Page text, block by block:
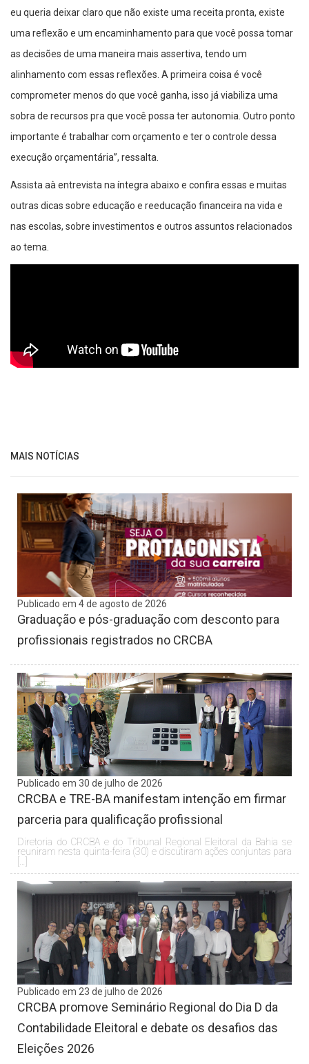
eu queria deixar claro que não existe uma receita pronta, existe
uma reflexão e um encaminhamento para que você possa tomar
as decisões de uma maneira mais assertiva, tendo um
alinhamento com essas reflexões. A primeira coisa é você
comprometer menos do que você ganha, isso já viabiliza uma
sobra de recursos pra que você possa ter autonomia. Outro ponto
importante é trabalhar com orçamento e ter o controle dessa
execução orçamentária”, ressalta.
Assista aà entrevista na íntegra abaixo e confira essas e muitas
outras dicas sobre educação e reeducação financeira na vida e
nas escolas, sobre investimentos e outros assuntos relacionados
ao tema.
MAIS NOTÍCIAS
Publicado em 4 de agosto de 2026
Graduação e pós-graduação com desconto para
profissionais registrados no CRCBA
Publicado em 30 de julho de 2026
CRCBA e TRE-BA manifestam intenção em firmar
parceria para qualificação profissional
Diretoria do CRCBA e do Tribunal Regional Eleitoral da Bahia se
reuniram nesta quinta-feira (30) e discutiram ações conjuntas para
Publicado em 23 de julho de 2026
CRCBA promove Seminário Regional do Dia D da
Contabilidade Eleitoral e debate os desafios das
Eleições 2026